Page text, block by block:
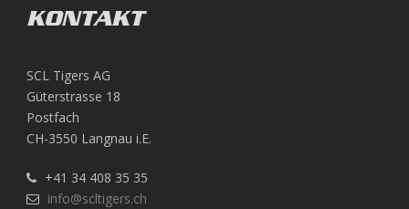
KONTAKT
SCL Tigers AG
Güterstrasse 18
Postfach
CH-3550 Langnau i.E.
+41 34 408 35 35
info@scltigers.ch